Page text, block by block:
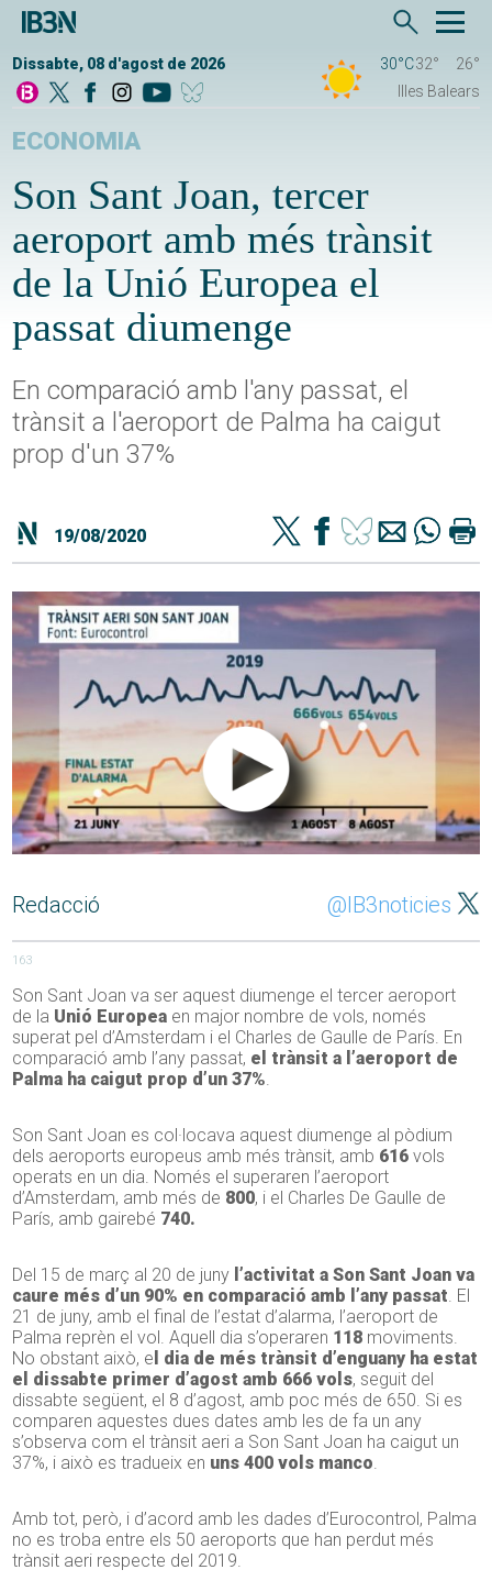
Dissabte, 08 d'agost de 2026 30°C32°
26°
Illes Balears
ECONOMIA
Son Sant Joan, tercer
aeroport amb més trànsit
de la Unió Europea el
passat diumenge
En comparació amb l'any passat, el
trànsit a l'aeroport de Palma ha caigut
prop d'un 37%
19/08/2020
Redacció @IB3noticies
163
Son Sant Joan va ser aquest diumenge el tercer aeroport
de la Unió Europea en major nombre de vols, només
superat pel d’Amsterdam i el Charles de Gaulle de París. En
comparació amb l’any passat, el trànsit a l’aeroport de
Palma ha caigut prop d’un 37%.
Son Sant Joan es col·locava aquest diumenge al pòdium
dels aeroports europeus amb més trànsit, amb 616 vols
operats en un dia. Només el superaren l’aeroport
d’Amsterdam, amb més de 800, i el Charles De Gaulle de
París, amb gairebé 740.
Del 15 de març al 20 de juny l’activitat a Son Sant Joan va
caure més d’un 90% en comparació amb l’any passat. El
21 de juny, amb el final de l’estat d’alarma, l’aeroport de
Palma reprèn el vol. Aquell dia s’operaren 118 moviments.
No obstant això, e l dia de més trànsit d’enguany ha estat
el dissabte primer d’agost amb 666 vols, seguit del
dissabte següent, el 8 d’agost, amb poc més de 650. Si es
comparen aquestes dues dates amb les de fa un any
s’observa com el trànsit aeri a Son Sant Joan ha caigut un
37%, i això es tradueix en uns 400 vols manco.
Amb tot, però, i d’acord amb les dades d’Eurocontrol, Palma
no es troba entre els 50 aeroports que han perdut més
trànsit aeri respecte del 2019.